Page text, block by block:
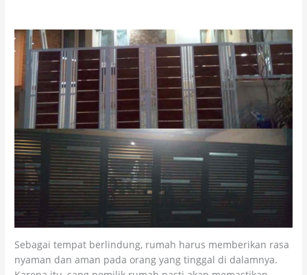
Sebagai tempat berlindung, rumah harus memberikan rasa
nyaman dan aman pada orang yang tinggal di dalamnya.